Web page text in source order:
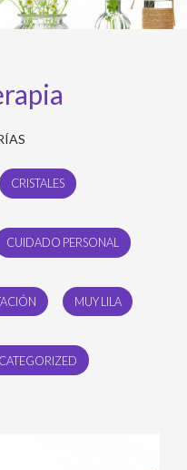
CRISTALES
CUIDADO PERSONAL
MUY LILA